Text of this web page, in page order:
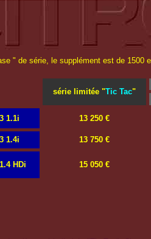
" de série, le supplément est de 1500
série limitée "Tic Tac"
1.1i 13 250 €
1.4i 13 750 €
HDi 15 050 €